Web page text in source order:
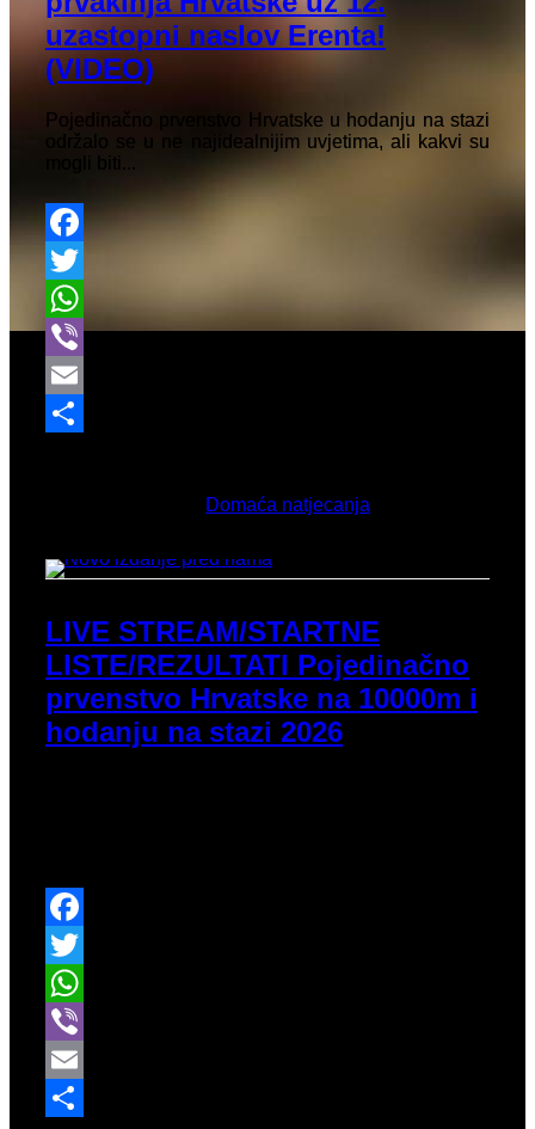
uzastopni naslov Erenta!
(VIDEO)
Pojedinačno prvenstvo Hrvatske u hodanju na stazi
održalo se u ne najidealnijim uvjetima, ali kakvi su
mogli biti...
Facebook
Twitter
WhatsApp
Viber
Email
Domaća natjecanja
LIVE STREAM/STARTNE
LISTE/REZULTATI Pojedinačno
prvenstvo Hrvatske na 10000m i
hodanju na stazi 2026
Facebook
Twitter
WhatsApp
Viber
Email